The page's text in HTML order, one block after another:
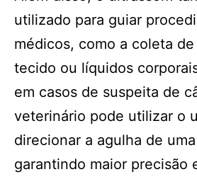
utilizado para guiar
médicos, como a coleta
tecido ou líquidos
em casos de suspeita de
veterinário pode utilizar o
direcionar a agulha de
garantindo maior precisão